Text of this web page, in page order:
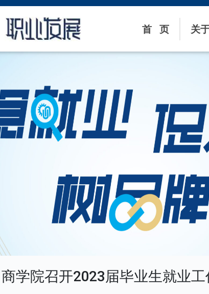
首 页 关
商学院召开2023届毕业生就业